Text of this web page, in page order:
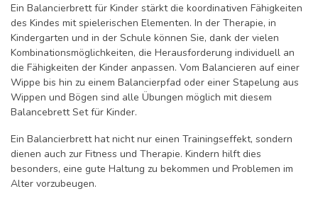
Ein Balancierbrett für Kinder stärkt die koordinativen Fähigkeiten
des Kindes mit spielerischen Elementen. In der Therapie, in
Kindergarten und in der Schule können Sie, dank der vielen
Kombinationsmöglichkeiten, die Herausforderung individuell an
die Fähigkeiten der Kinder anpassen. Vom Balancieren auf einer
Wippe bis hin zu einem Balancierpfad oder einer Stapelung aus
Wippen und Bögen sind alle Übungen möglich mit diesem
Balancebrett Set für Kinder.
Ein Balancierbrett hat nicht nur einen Trainingseffekt, sondern
dienen auch zur Fitness und Therapie. Kindern hilft dies
besonders, eine gute Haltung zu bekommen und Problemen im
Alter vorzubeugen.